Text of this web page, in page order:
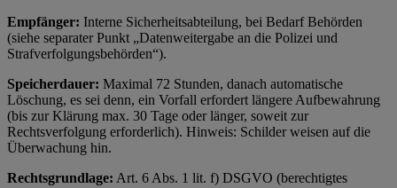
Empfänger: Interne Sicherheitsabteilung, bei Bedarf Behörden
(siehe separater Punkt „Datenweitergabe an die Polizei und
Strafverfolgungsbehörden“).
Speicherdauer: Maximal 72 Stunden, danach automatische
Löschung, es sei denn, ein Vorfall erfordert längere Aufbewahrung
(bis zur Klärung max. 30 Tage oder länger, soweit zur
Rechtsverfolgung erforderlich). Hinweis: Schilder weisen auf die
Überwachung hin.
Rechtsgrundlage: Art. 6 Abs. 1 lit. f) DSGVO (berechtigtes